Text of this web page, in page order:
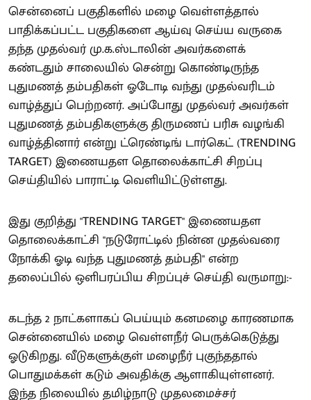
சென்னைப் பகுதிகளில் மழை வெள்ளத்தால்
பாதிக்கப்பட்ட பகுதிகளை ஆய்வு செய்ய வருகை
தந்த முதல்வர் மு.க.ஸ்டாலின் அவர்களைக்
கண்டதும் சாலையில் சென்று கொண்டிருந்த
புதுமணத் தம்பதிகள் ஓடோடி வந்து முதல்வரிடம்
வாழ்த்துப் பெற்றனர். அப்போது முதல்வர் அவர்கள்
புதுமணத் தம்பதிகளுக்கு திருமணப் பரிசு வழங்கி
வாழ்த்தினார் என்று ட்ரெண்டிங் டார்கெட் (TRENDING
TARGET) இணையதள தொலைக்காட்சி சிறப்பு
செய்தியில் பாராட்டி வெளியிட்டுள்ளது.
இது குறித்து "TRENDING TARGET" இணையதள
தொலைக்காட்சி "நடுரோட்டில் நின்ன முதல்வரை
நோக்கி ஓடி வந்த புதுமணத் தம்பதி" என்ற
தலைப்பில் ஒளிபரப்பிய சிறப்புச் செய்தி வருமாறு:-
கடந்த 2 நாட்களாகப் பெய்யும் கனமழை காரணமாக
சென்னையில் மழை வெள்ளநீர் பெருக்கெடுத்து
ஓடுகிறது. வீடுகளுக்குள் மழைநீர் புகுந்ததால்
பொதுமக்கள் கடும் அவதிக்கு ஆளாகியுள்ளனர்.
இந்த நிலையில் தமிழ்நாடு முதலமைச்சர்